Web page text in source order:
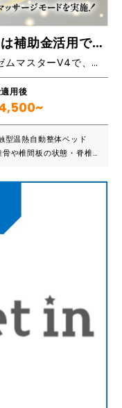
セラゼムマスターV4【サロンは補助金活用で購入可能(全国対応)】
補助金活用で最大1/4から購入！セラゼムマスターV4で、サロン新規開設やメニュー追加を実現し、売上アップにつなげましょう！
用後
型温熱自動整体ベッド
や椎間板の状態・脊椎の
る管理医療機器です。
ドセラピーの６つの機
を正しい位置に整えて、
。人体に有益な遠赤外線
ロプ
指圧プラグラムで、ただ
る温熱・灸・指圧・整
得られます。リモコン操